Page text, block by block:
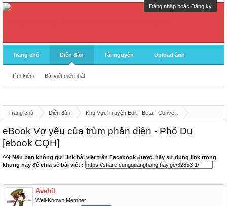
Đăng nhập hoặc Đăng ký
Trang chủ Diễn đàn
Tìm kiếm Bài viết mới nhất
Tài nguyên Upload ảnh
Trang chủ Diễn đàn Khu Vực Truyện Edit - Beta - Convert
eBook Cung Quảng Hằng
eBook Vợ yêu của trùm phản diện - Phó Du
[ebook CQH]
^^! Nếu bạn không gửi link bài viết trên Facebook được, hãy sử dụng link trong
khung này để chia sẻ bài viết :
Avehil
Well-Known Member